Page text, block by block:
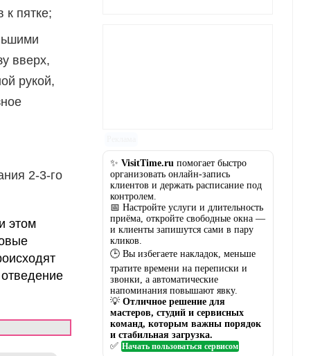
пятке;
вверх,
рукой,
2-3-го
этом
✨ VisitTime.ru помогает быстро
организовать онлайн-запись
клиентов и держать расписание под
контролем.
📅 Настройте услуги и длительность
приёма, откройте свободные окна —
и клиенты запишутся сами в пару
кликов.
🕒 Вы избегаете накладок, меньше
тратите времени на переписки и
звонки, а автоматические
напоминания повышают явку.
💡 Отличное решение для
мастеров, студий и сервисных
команд, которым важны порядок
и стабильная загрузка.
✅ Начать пользоваться сервисом